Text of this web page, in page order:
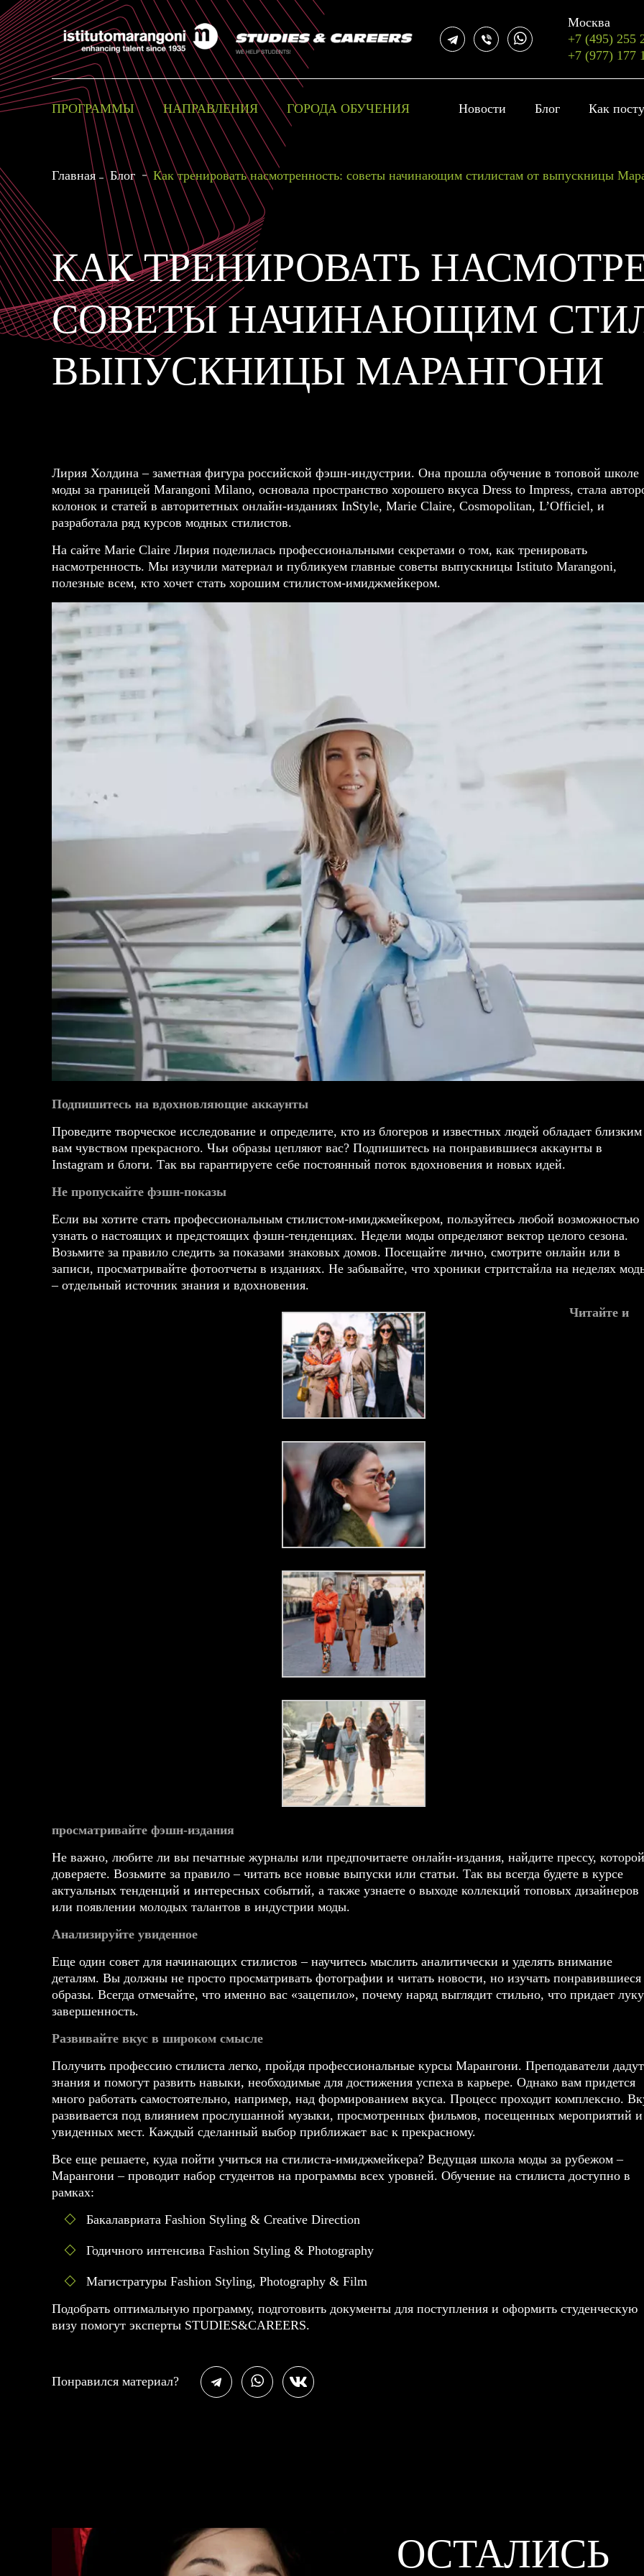
Москва
+7 (495) 255
+7 (977) 177
ПРОГРАММЫ НАПРАВЛЕНИЯ ГОРОДА ОБУЧЕНИЯ Новости Блог Как
Главная Блог Как тренировать насмотренность: советы начинающим стилистам от выпускницы
КАК ТРЕНИРОВАТЬ
СОВЕТЫ НАЧИНАЮЩИМ
ВЫПУСКНИЦЫ МАРАНГОНИ
Лирия Холдина – заметная фигура российской фэшн-индустрии. Она прошла обучение в топовой школе
моды за границей Marangoni Milano, основала пространство хорошего вкуса Dress to Impress, стала
колонок и статей в авторитетных онлайн-изданиях InStyle, Marie Claire, Cosmopolitan, L’Officiel, и
разработала ряд курсов модных стилистов.
На сайте Marie Claire Лирия поделилась профессиональными секретами о том, как тренировать
насмотренность. Мы изучили материал и публикуем главные советы выпускницы Istituto Marangoni,
полезные всем, кто хочет стать хорошим стилистом-имиджмейкером.
Подпишитесь на вдохновляющие аккаунты
Проведите творческое исследование и определите, кто из блогеров и известных людей обладает близким
вам чувством прекрасного. Чьи образы цепляют вас? Подпишитесь на понравившиеся аккаунты в
Instagram и блоги. Так вы гарантируете себе постоянный поток вдохновения и новых идей.
Не пропускайте фэшн-показы
Если вы хотите стать профессиональным стилистом-имиджмейкером, пользуйтесь любой возможностью
узнать о настоящих и предстоящих фэшн-тенденциях. Недели моды определяют вектор целого сезона.
Возьмите за правило следить за показами знаковых домов. Посещайте лично, смотрите онлайн или в
записи, просматривайте фотоотчеты в изданиях. Не забывайте, что хроники стритстайла на неделях
– отдельный источник знания и вдохновения.
Читайте и
просматривайте фэшн-издания
Не важно, любите ли вы печатные журналы или предпочитаете онлайн-издания, найдите прессу, которой
доверяете. Возьмите за правило – читать все новые выпуски или статьи. Так вы всегда будете в курсе
актуальных тенденций и интересных событий, а также узнаете о выходе коллекций топовых дизайнеров
или появлении молодых талантов в индустрии моды.
Анализируйте увиденное
Еще один совет для начинающих стилистов – научитесь мыслить аналитически и уделять внимание
деталям. Вы должны не просто просматривать фотографии и читать новости, но изучать понравившиеся
образы. Всегда отмечайте, что именно вас «зацепило», почему наряд выглядит стильно, что придает луку
завершенность.
Развивайте вкус в широком смысле
Получить профессию стилиста легко, пройдя профессиональные курсы Марангони. Преподаватели дадут
знания и помогут развить навыки, необходимые для достижения успеха в карьере. Однако вам придется
много работать самостоятельно, например, над формированием вкуса. Процесс проходит комплексно.
развивается под влиянием прослушанной музыки, просмотренных фильмов, посещенных мероприятий и
увиденных мест. Каждый сделанный выбор приближает вас к прекрасному.
Все еще решаете, куда пойти учиться на стилиста-имиджмейкера? Ведущая школа моды за рубежом –
Марангони – проводит набор студентов на программы всех уровней. Обучение на стилиста доступно в
рамках:
Бакалавриата Fashion Styling & Creative Direction
Годичного интенсива Fashion Styling & Photography
Магистратуры Fashion Styling, Photography & Film
Подобрать оптимальную программу, подготовить документы для поступления и оформить студенческую
визу помогут эксперты STUDIES&CAREERS.
Понравился материал?
ОСТАЛИСЬ